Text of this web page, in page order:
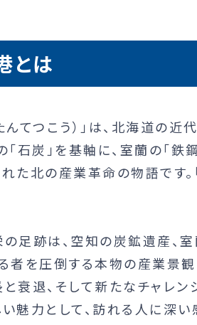
とは
んてつこう）」は、北海道の
「石炭」を基軸に、室蘭の「鉄
た北の産業革命の物語です。
足跡は、空知の炭鉱遺産、
者を圧倒する本物の産業景
衰退、そして新たなチャレ
魅力として、訪れる人に深